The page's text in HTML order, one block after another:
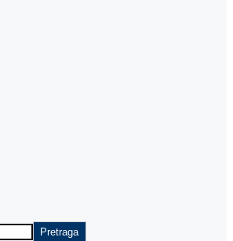
Pretraga